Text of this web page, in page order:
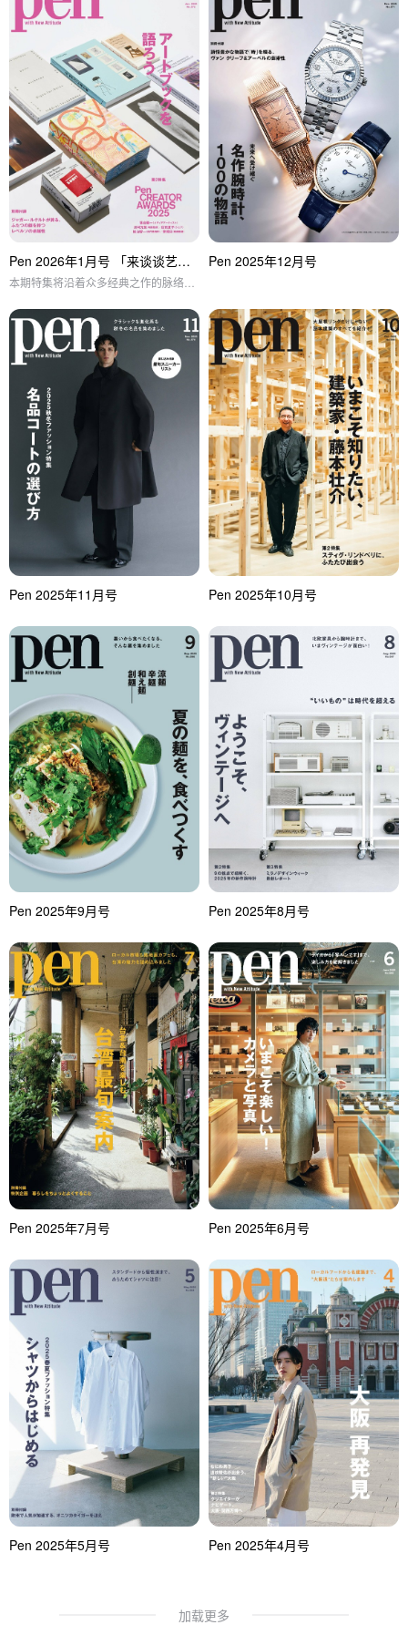
Pen 2026年1月号 「来谈谈艺术书吧」特集 Pen 2025年12月号
Pen 2025年11月号 Pen 2025年10月号
Pen 2025年9月号 Pen 2025年8月号
Pen 2025年7月号 Pen 2025年6月号
Pen 2025年5月号 Pen 2025年4月号
加载更多